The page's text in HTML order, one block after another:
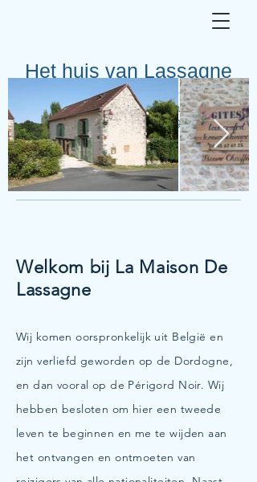
Het huis van Lassagne
Charmante vakantiehuizen met
verwarmd zwembad in de Périgord Noir
Welkom bij La Maison De
Lassagne
Wij komen oorspronkelijk uit België en
zijn verliefd geworden op de Dordogne,
en dan vooral op de Périgord Noir. Wij
hebben besloten om hier een tweede
leven te beginnen en me te wijden aan
het ontvangen en ontmoeten van